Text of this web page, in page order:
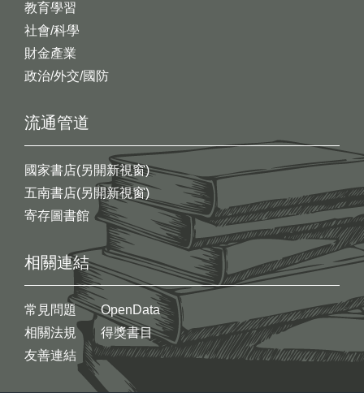
教育學習
社會/科學
財金產業
政治/外交/國防
流通管道
國家書店(另開新視窗)
五南書店(另開新視窗)
寄存圖書館
相關連結
常見問題
相關法規
友善連結
OpenData
得獎書目